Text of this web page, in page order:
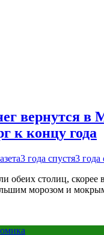
вернутся в
к концу года
3 года спустя3 года
обеих столиц, скорее
морозом и